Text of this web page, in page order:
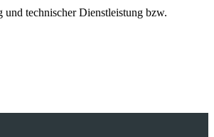
technischer Dienstleistung bzw.